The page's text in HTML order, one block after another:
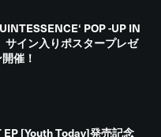
POP -UP IN
サイン入りポスタープレゼ
催！
EP [Youth Today]発売記念